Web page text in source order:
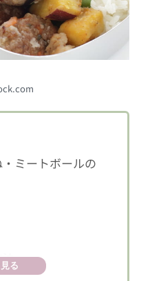
ミートボールの
法る